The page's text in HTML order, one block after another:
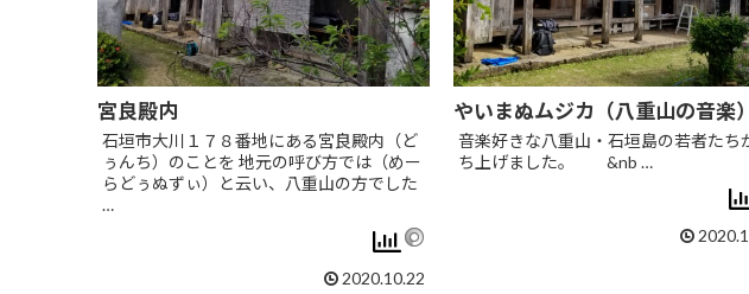
宮良殿内
石垣市大川１７８番地にある宮良殿内（ど
ぅんち）のことを 地元の呼び方では（めー
らどぅぬずぃ）と云い、八重山の方でした
…
2020.10.22
やいまぬムジカ（八重山の音楽）
音楽好きな八重山・石垣島の若者たち
ち上げました。 &nb …